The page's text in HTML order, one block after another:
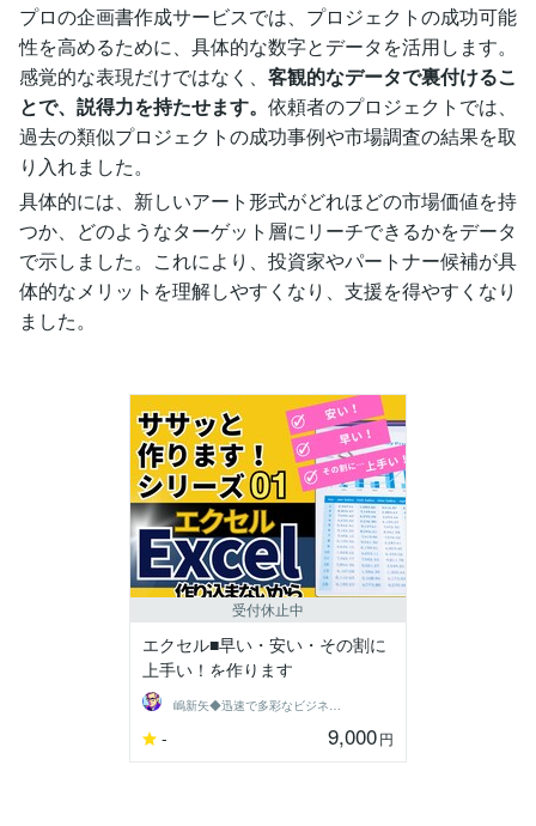
プロの企画書作成サービスでは、プロジェクトの成功可能
性を高めるために、具体的な数字とデータを活用します。
感覚的な表現だけではなく、 客観的なデータで裏付けるこ
とで、説得力を持たせます。 依頼者のプロジェクトでは、
過去の類似プロジェクトの成功事例や市場調査の結果を取
り入れました。
具体的には、新しいアート形式がどれほどの市場価値を持
つか、どのようなターゲット層にリーチできるかをデータ
で示しました。これにより、投資家やパートナー候補が具
体的なメリットを理解しやすくなり、支援を得やすくなり
ました。
受付休止中
エクセル■早い・安い・その割に
上手い！を作ります
嶋新矢◆迅速で多彩なビジネスサポート◆
- 9,000円